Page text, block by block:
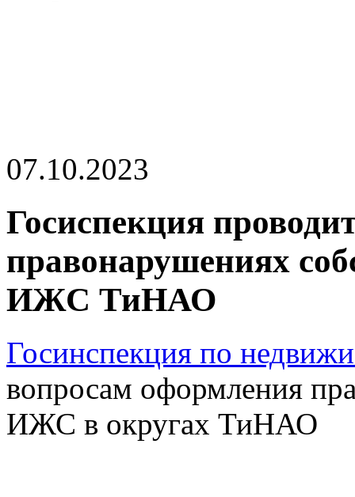
07.10.2023
Госиспекция
правонарушениях
ИЖС ТиНАО
Госинспекция по
вопросам оформления
ИЖС в округах ТиНАО